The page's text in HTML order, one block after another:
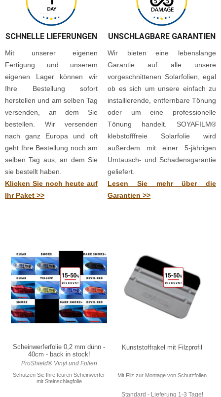
SCHNELLE LIEFERUNGEN
Mit unserer eigenen
Fertigung und unserem
eigenen Lager können wir
Ihre Bestellung sofort
herstellen und am selben Tag
versenden, an dem Sie
bestellen. Wir versenden
nach ganz Europa und oft
geht Ihre Bestellung noch am
selben Tag aus, an dem Sie
sie bestellt haben.
Klicken Sie noch heute auf
Ihr Paket >>
UNSCHLAGBARE GARANTIEN
Wir bieten eine lebenslange
Garantie auf alle unsere
vorgeschnittenen Solarfolien, egal
ob es sich um unsere einfach zu
installierende, entfernbare Tönung
oder um eine professionelle
Tönung handelt. SOYAFILM®
klebstofffreie Solarfolie wird
außerdem mit einer 5-jährigen
Umtausch- und Schadensgarantie
geliefert.
Lesen Sie mehr über die
Garantien >>
Scheinwerferfolie 0,2 mm dünn -
40cm - back in stock!
ProShield® Vinyl und Folien
Schützen Sie Ihre teuren Scheinwerfer
mit Steinschlagfolie
Kunststoffrakel mit Filzprofil
Mit Filz zur Montage von Schutzfolien
Standard - Lieferung 1-3 Tage!